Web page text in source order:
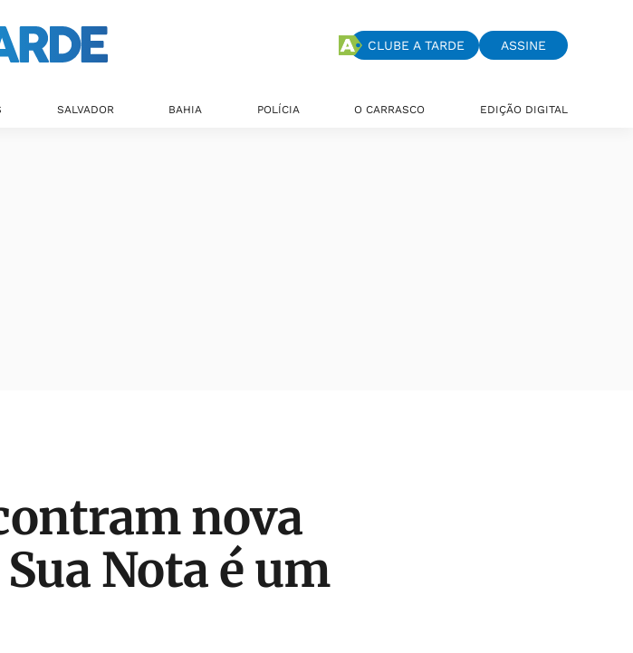
CLUBE A TARDE ASSINE
SALVADOR BAHIA POLÍCIA O CARRASCO EDIÇÃO DIGITAL
nova
Nota é um